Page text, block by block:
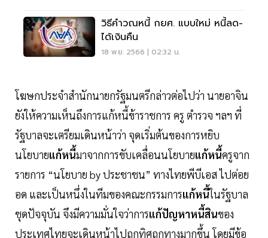
วิธีคำวณหนี้ กยศ. แบบใหม่ หนี้ลด-
ได้เงินคืน
18 พ.ย. 2566 | 02:32 น.
โฆษกประจำสำนักนายกรัฐมนตรีกล่าวต่อไปว่า นายอาจิน
ยังให้ความเห็นถึงการแก้หนี้ข้าราชการ ครู ตำรวจ ฯลฯ ที่
รัฐบาลจะเตรียมเดินหน้าว่า จุดเริ่มต้นของการหยิบ
นโยบายแก้หนี้มาจากการขับเคลื่อนนโยบายแก้หนี้ครูจาก
รายการ “นโยบาย by ประชาชน” ทางไทยพีบีเอส ไปต่อย
อด และเป็นหนึ่งในทีมของคณะกรรมการแก้หนี้ในรัฐบาล
ชุดปัจจุบัน จึงมีความมั่นใจว่าการแก้ปัญหาหนี้สินของ
ประเทศไทยจะเดินหน้าไปถูกทิศถูกทางมากขึ้น โดยมีข้อ